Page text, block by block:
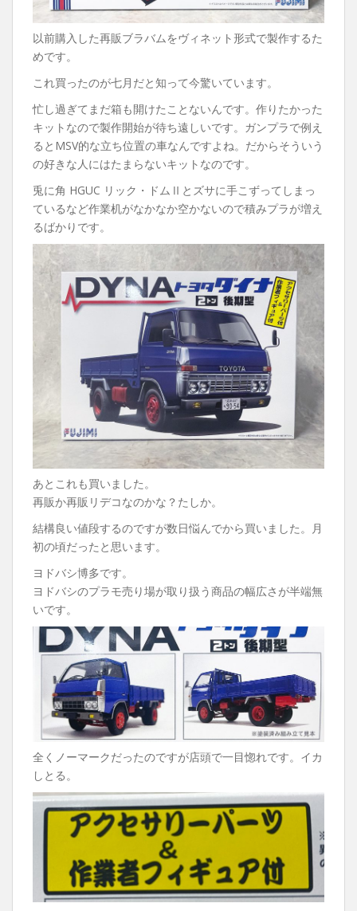
以前購入した再販ブラバムをヴィネット形式で製作するた
めです。
これ買ったのが七月だと知って今驚いています。
忙し過ぎてまだ箱も開けたことないんです。作りたかった
キットなので製作開始が待ち遠しいです。ガンプラで例え
るとMSV的な立ち位置の車なんですよね。だからそういう
の好きな人にはたまらないキットなのです。
兎に角 HGUC リック・ドムⅡとズサに手こずってしまっ
ているなど作業机がなかなか空かないので積みプラが増え
るばかりです。
あとこれも買いました。
再販か再販リデコなのかな？たしか。
結構良い値段するのですが数日悩んでから買いました。月
初の頃だったと思います。
ヨドバシ博多です。
ヨドバシのプラモ売り場が取り扱う商品の幅広さが半端無
いです。
全くノーマークだったのですが店頭で一目惚れです。イカ
しとる。